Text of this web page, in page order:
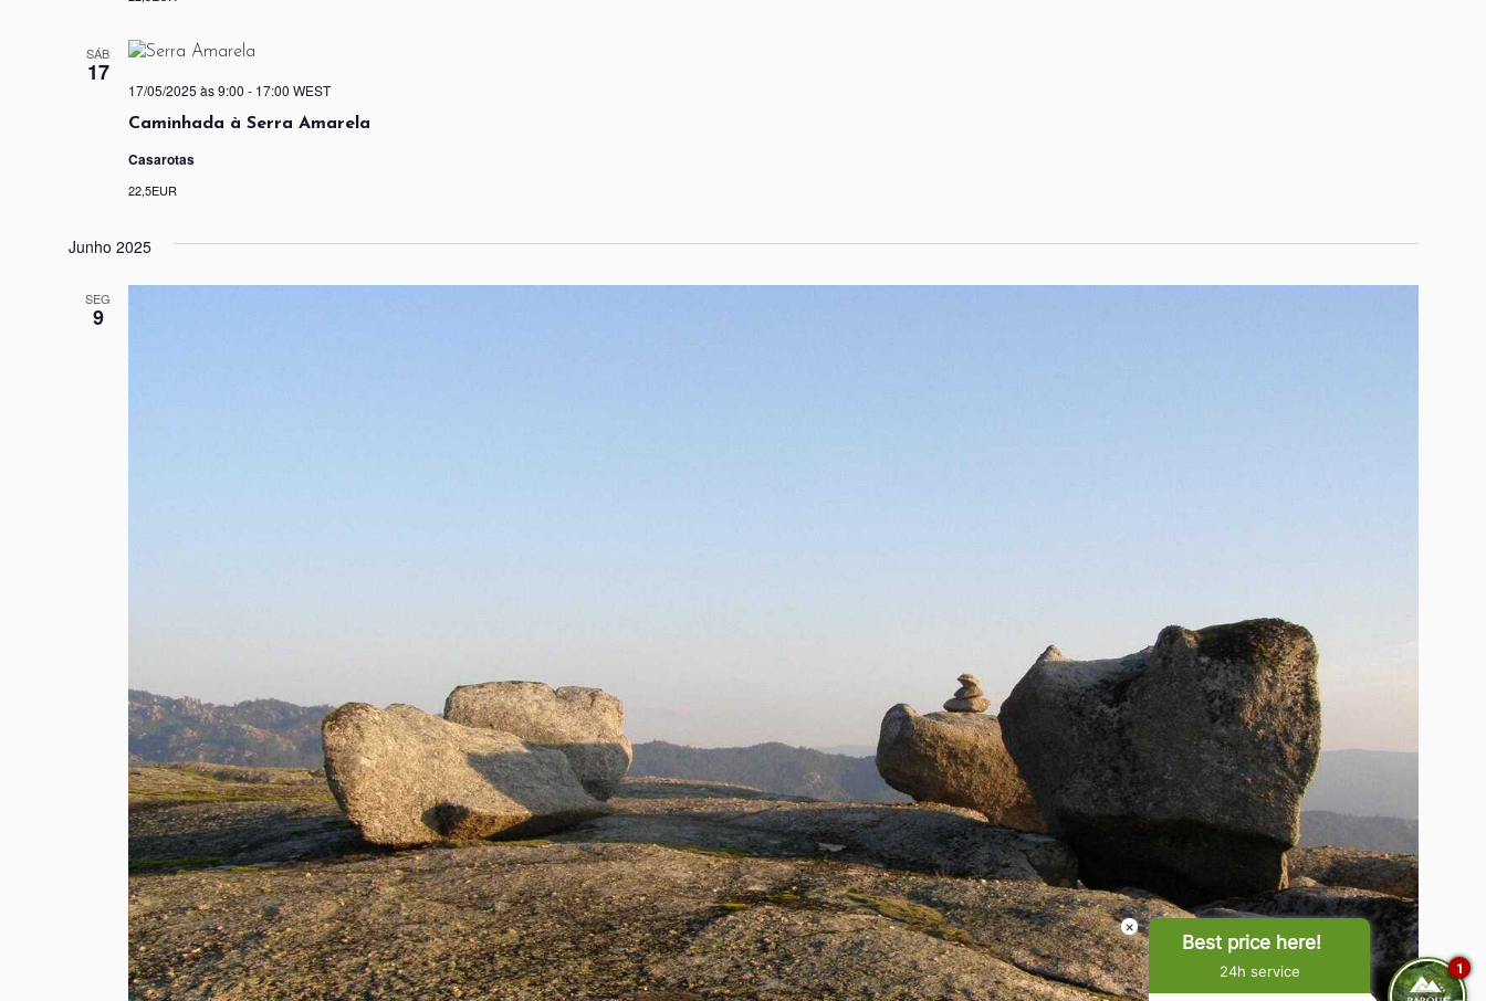
SÁB
17
Caminhada à Serra Amarela
17/05/2025 às 9:00 - 17:00 WEST
Casarotas
22,5EUR
Junho 2025
SEG
9
×
Best price here!
24h service 1